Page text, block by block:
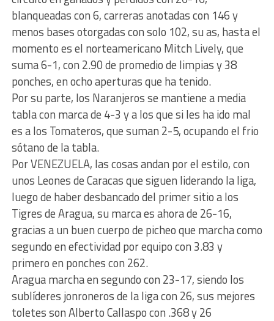
blanqueadas con 6, carreras anotadas con 146 y
menos bases otorgadas con solo 102, su as, hasta el
momento es el norteamericano Mitch Lively, que
suma 6-1, con 2.90 de promedio de limpias y 38
ponches, en ocho aperturas que ha tenido.
Por su parte, los Naranjeros se mantiene a media
tabla con marca de 4-3 y a los que si les ha ido mal
es a los Tomateros, que suman 2-5, ocupando el frio
sótano de la tabla.
Por VENEZUELA, las cosas andan por el estilo, con
unos Leones de Caracas que siguen liderando la liga,
luego de haber desbancado del primer sitio a los
Tigres de Aragua, su marca es ahora de 26-16,
gracias a un buen cuerpo de picheo que marcha como
segundo en efectividad por equipo con 3.83 y
primero en ponches con 262.
Aragua marcha en segundo con 23-17, siendo los
sublíderes jonroneros de la liga con 26, sus mejores
toletes son Alberto Callaspo con .368 y 26